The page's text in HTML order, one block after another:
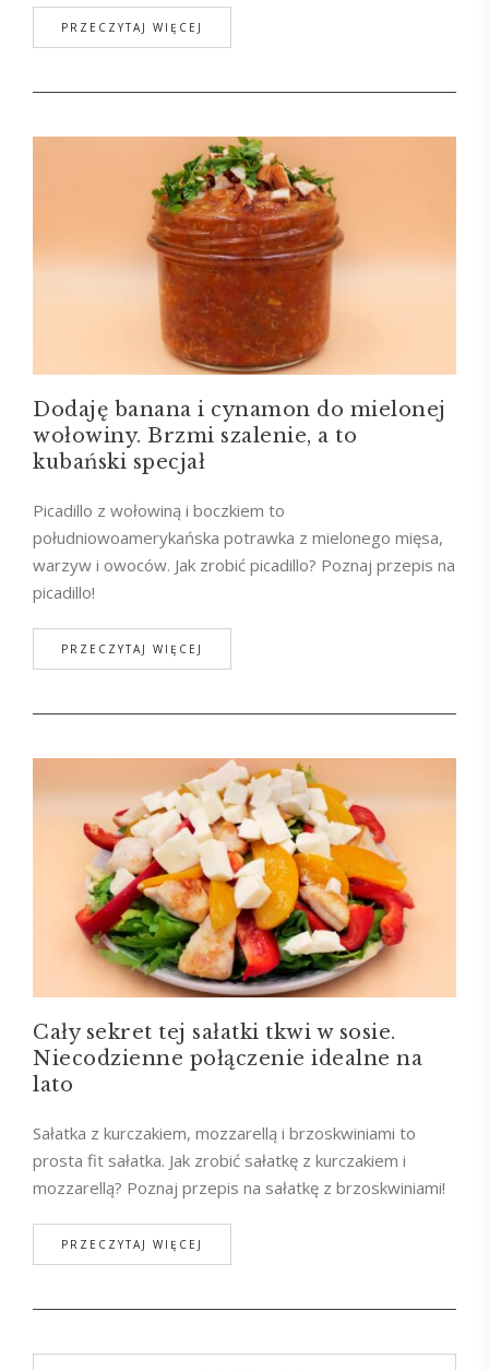
PRZECZYTAJ WIĘCEJ
Dodaję banana i cynamon do mielonej
wołowiny. Brzmi szalenie, a to
kubański specjał
Picadillo z wołowiną i boczkiem to
południowoamerykańska potrawka z mielonego mięsa,
warzyw i owoców. Jak zrobić picadillo? Poznaj przepis na
picadillo!
PRZECZYTAJ WIĘCEJ
Cały sekret tej sałatki tkwi w sosie.
Niecodzienne połączenie idealne na
lato
Sałatka z kurczakiem, mozzarellą i brzoskwiniami to
prosta fit sałatka. Jak zrobić sałatkę z kurczakiem i
mozzarellą? Poznaj przepis na sałatkę z brzoskwiniami!
PRZECZYTAJ WIĘCEJ